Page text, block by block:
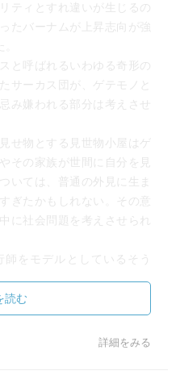
ティとすれ違いが生じるの
たバーナムが上昇志向が強
と呼ばれるいわゆる奇形の
サーカス団が、ゲテモノと
み嫌われる部分は考えさせ
せ物とする見世物小屋はゲ
その家族が世間に自分を見
いては、普通の外見に生ま
ぎたかもしれない。その意
に社会問題を考えさせられ
をモデルとしているそう
読む
詳細をみる